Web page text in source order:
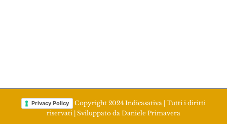
Privacy Policy
Copyright 2024 Indicasativa | Tutti i diritti
riservati | Sviluppato da Daniele Primavera